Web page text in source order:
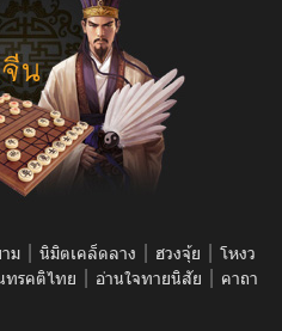
ม | นิมิตเคล็ดลาง | ฮวงจุ้ย | โหงว
รคติไทย | อ่านใจทายนิสัย | คาถา